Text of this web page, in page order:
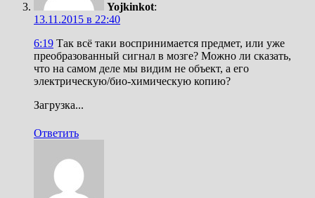
Yojkinkot:
13.11.2015 в 22:40
6:19 Так всё таки воспринимается предмет, или уже
преобразованный сигнал в мозге? Можно ли сказать,
что на самом деле мы видим не объект, а его
электрическую/био-химическую копию?
Загрузка...
Ответить